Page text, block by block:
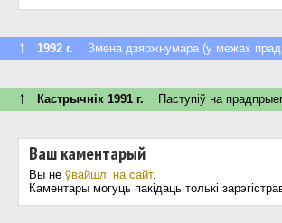
↑ 1992 г. Змена дзяржнумара (у межах
↑ Кастрычнік 1991 г. Паступiў на
Ваш каментарый
Вы не ўвайшлі на сайт.
Каментары могуць пакідаць толькі